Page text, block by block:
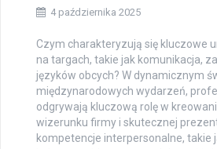
4 października 2025
Czym charakteryzują się kluczowe
na targach, takie jak komunikacja,
języków obcych? W dynamicznym
międzynarodowych wydarzeń,
odgrywają kluczową rolę w
wizerunku firmy i skutecznej
kompetencje interpersonalne, takie